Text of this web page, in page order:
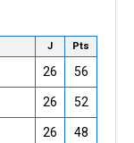
J Pts
26 56
26 52
26 48